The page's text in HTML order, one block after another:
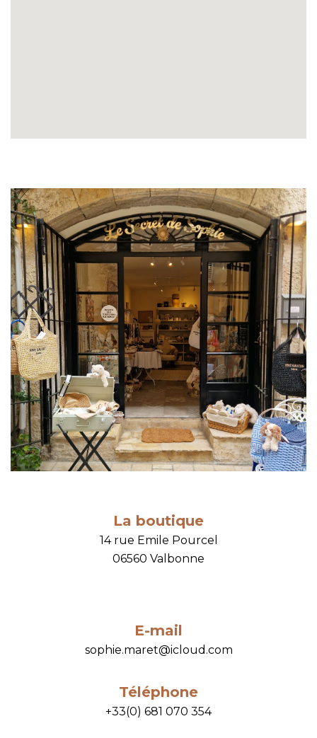
La boutique
14 rue Emile Pourcel
06560 Valbonne
E-mail
sophie.maret@icloud.com
Téléphone
+33(0) 681 070 354